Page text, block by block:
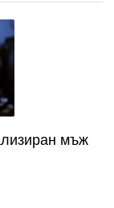
мъж